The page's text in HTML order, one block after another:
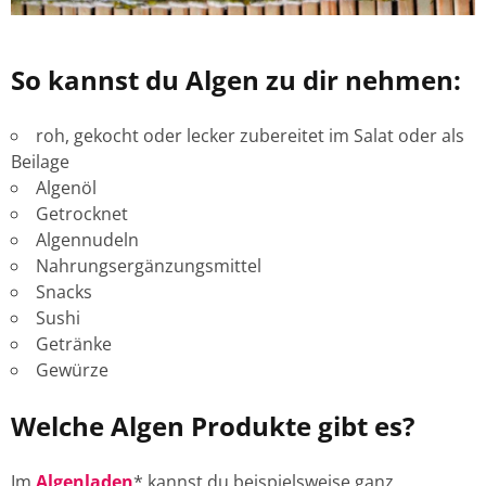
So kannst du Algen zu dir nehmen:
roh, gekocht oder lecker zubereitet im Salat oder als
Beilage
Algenöl
Getrocknet
Algennudeln
Nahrungsergänzungsmittel
Snacks
Sushi
Getränke
Gewürze
Welche Algen Produkte gibt es?